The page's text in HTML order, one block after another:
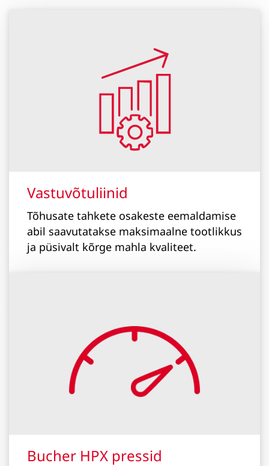
Vastuvõtuliinid
Tõhusate tahkete osakeste eemaldamise
abil saavutatakse maksimaalne tootlikkus
ja püsivalt kõrge mahla kvaliteet.
Bucher HPX pressid